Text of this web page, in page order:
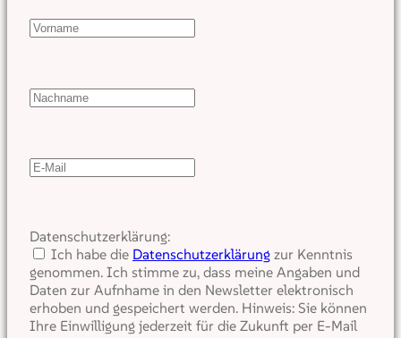
Datenschutzerklärung:
Ich habe die Datenschutzerklärung zur Kenntnis
genommen. Ich stimme zu, dass meine Angaben und
Daten zur Aufnhame in den Newsletter elektronisch
erhoben und gespeichert werden. Hinweis: Sie können
Ihre Einwilligung jederzeit für die Zukunft per E-Mail